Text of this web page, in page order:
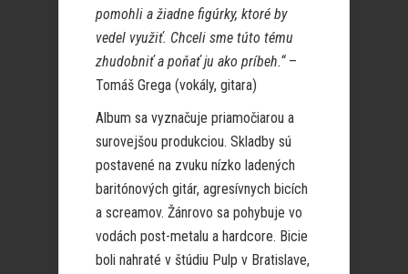
pomohli a žiadne figúrky, ktoré by
vedel využiť. Chceli sme túto tému
zhudobniť a poňať ju ako príbeh.“–
Tomáš Grega (vokály, gitara)
Album sa vyznačuje priamočiarou a
surovejšou produkciou. Skladby sú
postavené na zvuku nízko ladených
baritónových gitár, agresívnych bicích
a screamov. Žánrovo sa pohybuje vo
vodách post-metalu a hardcore. Bicie
boli nahraté v štúdiu Pulp v Bratislave,